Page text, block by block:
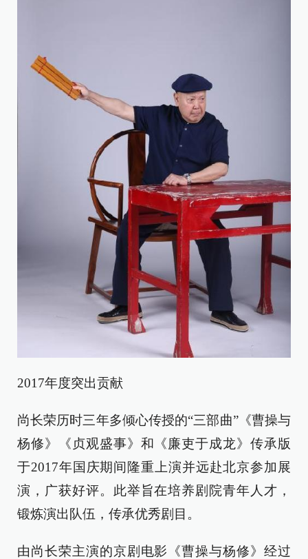
2017年度突出贡献
尚长荣历时三年多倾心传授的“三部曲”《曹操与
杨修》《贞观盛事》和《廉吏于成龙》传承版
于2017年国庆期间隆重上演并远赴北京参加展
演，广获好评。此举旨在培养剧院青年人才，
锻炼演出队伍，传承优秀剧目。
由尚长荣主演的京剧电影《曹操与杨修》经过